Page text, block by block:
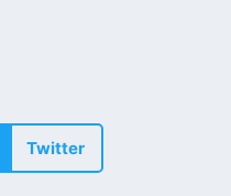
Twitter